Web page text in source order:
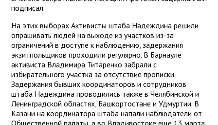
подписал.
На этих выборах Активисты штаба Надеждина решили
опрашивать людей на выходе из участков из-за
ограничений в доступе к наблюдению, задержания
экзитпольщиков проходили регулярно. В Барнауле
активиста Владимира Титаренко забрали с
избирательного участка за отсутствие прописки.
Задержания бывших координаторов и сотрудников
штаба Надеждина проводились также в Челябинской и
Ленинградской областях, Башкортостане и Удмуртии. В
Казани на координатора штаба напали наблюдатели от